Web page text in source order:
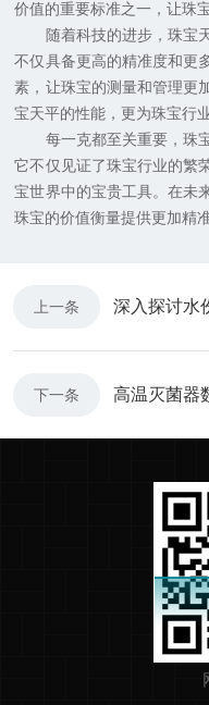
价值的重要标准之一，让珠
随着科技的进步，珠宝天
不仅具备更高的精准度和更
素，让珠宝的测量和管理更
宝天平的性能，更为珠宝行
每一克都至关重要，珠宝
它不仅见证了珠宝行业的繁
宝世界中的宝贵工具。在未
珠宝的价值衡量提供更加精
上一条
下一条